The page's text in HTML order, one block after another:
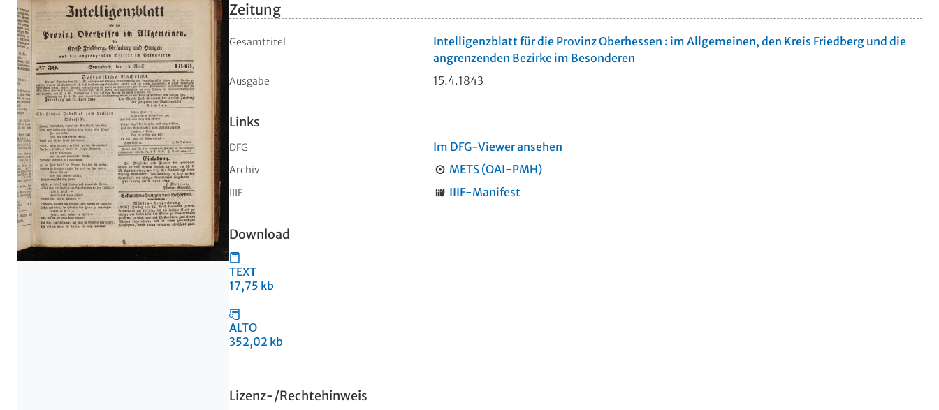
Zeitung
Gesamttitel
Intelligenzblatt für die Provinz Oberhessen : im Allgemeinen, den Kreis Friedberg und die
angrenzenden Bezirke im Besonderen
Ausgabe 15.4.1843
Links
DFG Im DFG-Viewer ansehen
Archiv METS (OAI-PMH)
IIIF IIIF-Manifest
Download
TEXT
17,75 kb
ALTO
352,02 kb
Lizenz-/Rechtehinweis